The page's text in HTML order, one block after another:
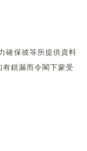
確保彼等所提供資料
錯漏而令閣下蒙受